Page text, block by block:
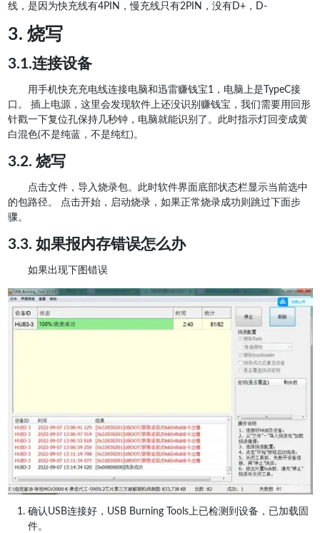
线，是因为快充线有4PIN，慢充线只有2PIN，没有D+，D-
3. 烧写
3.1.连接设备
用手机快充充电线连接电脑和迅雷赚钱宝1，电脑上是TypeC接
口。 插上电源，这里会发现软件上还没识别赚钱宝，我们需要用回形
针戳一下复位孔保持几秒钟，电脑就能识别了。此时指示灯回变成黄
白混色(不是纯蓝，不是纯红)。
3.2. 烧写
点击文件，导入烧录包。此时软件界面底部状态栏显示当前选中
的包路径。 点击开始，启动烧录，如果正常烧录成功则跳过下面步
骤。
3.3. 如果报内存错误怎么办
如果出现下图错误
确认USB连接好，USB Burning Tools上已检测到设备，已加载固
件。